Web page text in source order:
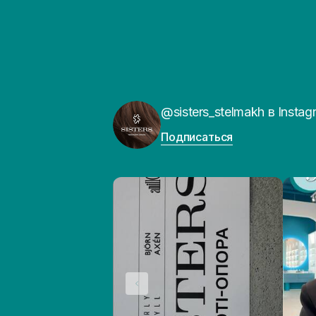
@sisters_stelmakh в
Подписаться